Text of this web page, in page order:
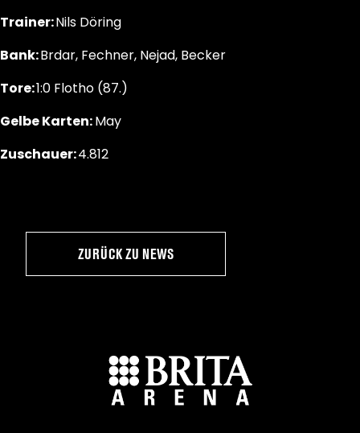
Trainer:Nils Döring
Bank:Brdar, Fechner, Nejad, Becker
Tore:1:0 Flotho (87.)
Gelbe Karten:May
Zuschauer:4.812
ZURÜCK ZU NEWS